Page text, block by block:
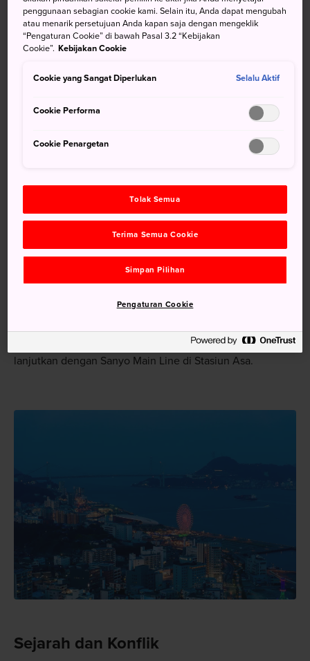
Taman Hinoyama, untuk memandang Selat
Kanmon dari atas
Shimonoseki dapat dicapai dalam waktu kurang dari
Dari Stasiun Shin-Yamaguchi, naiklah Shinkansen Sanyo
menuju Stasiun Shin-Shimonoseki. Dari sana,
berpindahlah ke kereta Sanyo Line menuju Stasiun
Shimonoseki.
Untuk rute yang lebih santai, Anda juga dapat naik kereta
yang membutuhkan waktu perjalanan tiga jam. Gunakan
Sanin Main Line di Stasiun JR Higashi Hagi, kemudian
berpindahlah ke Mine Line di Stasiun Nagatoshi, dan
lanjutkan dengan Sanyo Main Line di Stasiun Asa.
Sejarah dan Konflik
penggunaan sebagian cookie kami. Selain itu, Anda dapat mengubah
atau menarik persetujuan Anda kapan saja dengan mengeklik
“Pengaturan Cookie” di bawah Pasal 3.2 “Kebijakan
Cookie”. Kebijakan Cookie
Cookie yang Sangat Diperlukan Selalu Aktif
Cookie Performa
Cookie Penargetan
Tolak Semua
Terima Semua Cookie
Simpan Pilihan
Pengaturan Cookie